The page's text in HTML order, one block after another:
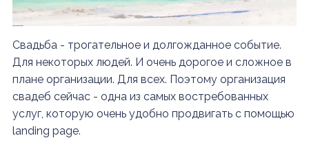
Свадьба - трогательное и долгожданное событие.
Для некоторых людей. И очень дорогое и сложное в
плане организации. Для всех. Поэтому организация
свадеб сейчас - одна из самых востребованных
услуг, которую очень удобно продвигать с помощью
landing page.